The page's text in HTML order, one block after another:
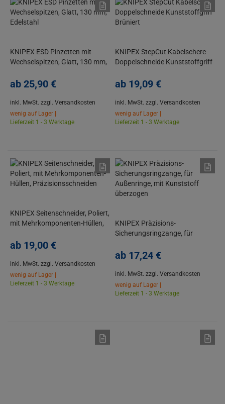
KNIPEX ESD Pinzetten mit
Wechselspitzen, Glatt, 130 mm,
ab 25,90 €
inkl. MwSt. zzgl. Versandkosten
wenig auf Lager |
Lieferzeit 1 - 3 Werktage
KNIPEX StepCut Kabelschere
Doppelschneide Kunststoffgriff
ab 19,09 €
inkl. MwSt. zzgl. Versandkosten
wenig auf Lager |
Lieferzeit 1 - 3 Werktage
KNIPEX Seitenschneider, Poliert,
mit Mehrkomponenten-Hüllen,
ab 19,00 €
inkl. MwSt. zzgl. Versandkosten
wenig auf Lager |
Lieferzeit 1 - 3 Werktage
KNIPEX Präzisions-
Sicherungsringzange, für
überzogen
ab 17,24 €
inkl. MwSt. zzgl. Versandkosten
wenig auf Lager |
Lieferzeit 1 - 3 Werktage